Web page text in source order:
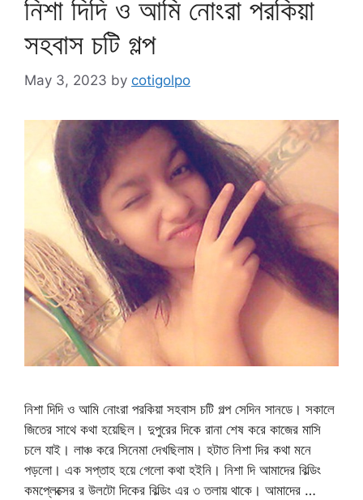
নিশা দিদি ও আমি নোংরা পরকিয়া
সহবাস চটি গল্প
May 3, 2023 by cotigolpo
নিশা দিদি ও আমি নোংরা পরকিয়া সহবাস চটি গল্প সেদিন সানডে। সকালে
জিতের সাথে কথা হয়েছিল। দুপুরের দিকে রানা শেষ করে কাজের মাসি
চলে যাই। লাঞ্চ করে সিনেমা দেখছিলাম। হটাত নিশা দির কথা মনে
পড়লো। এক সপ্তাহ হয়ে গেলো কথা হইনি। নিশা দি আমাদের বিল্ডিং
কমপ্লেক্সের র উলটো দিকের বিল্ডিং এর ৩ তলায় থাকে। আমাদের …